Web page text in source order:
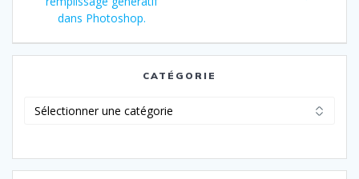
l’article
dans Photoshop.
CATÉGORIE